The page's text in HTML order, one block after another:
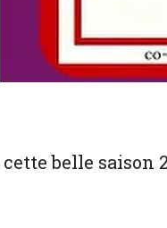
belle saison